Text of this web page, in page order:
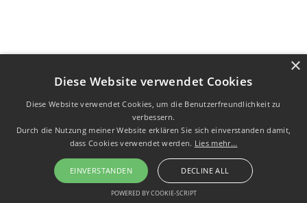
Diese Website verwendet Cookies
Diese Website verwendet Cookies, um die Benutzerfreundlichkeit zu
verbessern.
Durch die Nutzung meiner Website erklären Sie sich einverstanden damit,
dass Cookies verwendet werden. Lies mehr...
EINVERSTANDEN DECLINE ALL
POWERED BY COOKIE-SCRIPT
×